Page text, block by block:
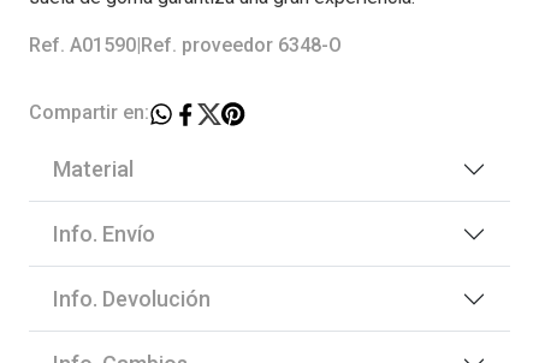
Ref. A01590 Ref. proveedor 6348-O
Compartir en:
Material
Info. Envío
Info. Devolución